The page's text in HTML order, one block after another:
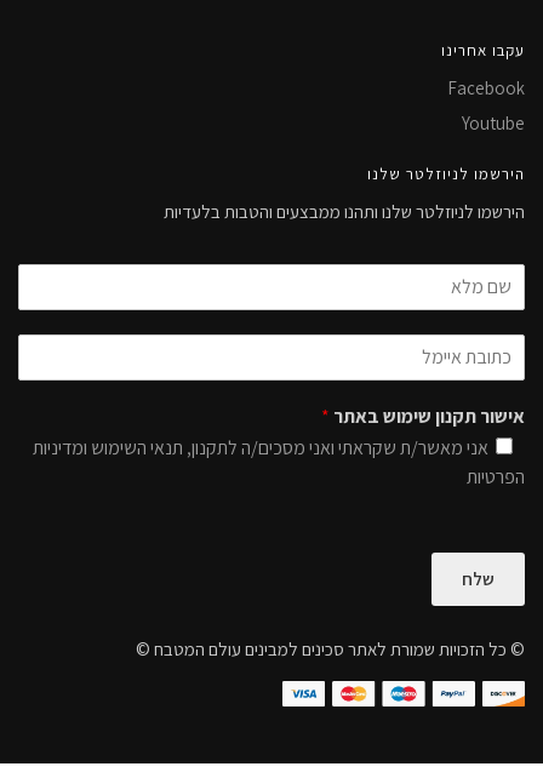
עקבו אחרינו
Facebook
Youtube
הירשמו לניוזלטר שלנו
הירשמו לניוזלטר שלנו ותהנו ממבצעים והטבות בלעדיות
אישור תקנון שימוש באתר *
אני מאשר/ת שקראתי ואני מסכים/ה לתקנון, תנאי השימוש ומדיניות
הפרטיות
שלח
© כל הזכויות שמורת לאתר סכינים למבינים עולם המטבח ©